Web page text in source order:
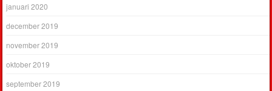
januari 2020
december 2019
november 2019
oktober 2019
september 2019